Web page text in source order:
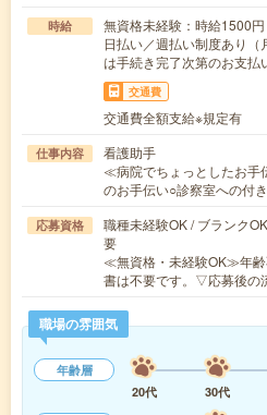
時給
無資格未経験：時給
日払い／週払い制度あり
は手続き完了次第のお支払
交通費
交通費全額支給※規定有
仕事内容
看護助手
≪病院でちょっとしたお手
のお手伝い○診察室への付
応募資格
職種未経験OK / ブランク
要
≪無資格・未経験OK≫年
書は不要です。▽応募後の
職場の雰囲気
年齢層
20代
30代